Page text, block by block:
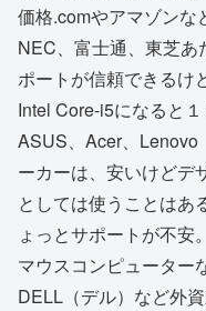
価格.comやアマゾンな
NEC、富士通、東芝
ポートが信頼できるけ
Intel Core-i5になると
ASUS、Acer、Lenovo
ーカーは、安いけどデ
としては使うことはあ
ょっとサポートが不安。
マウスコンピューター
DELL（デル）など外